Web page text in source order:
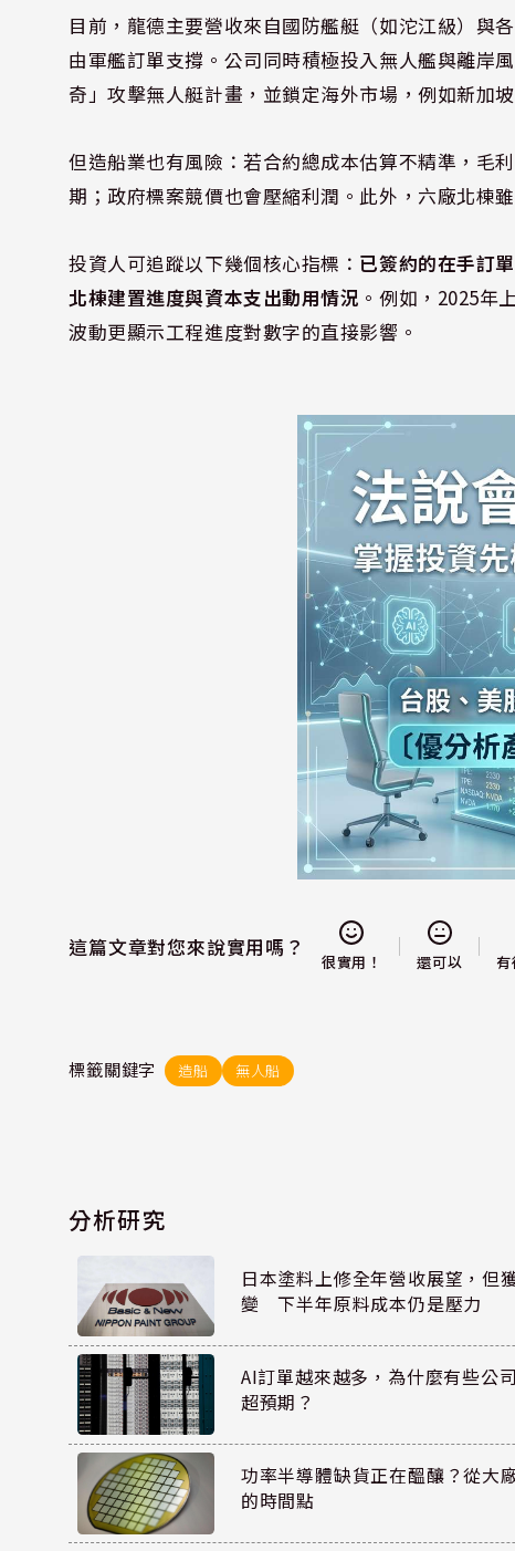
目前，龍德主要營收來自國防艦艇（如沱江級）與
由軍艦訂單支撐。公司同時積極投入無人艦與離岸
奇」攻擊無人艇計畫，並鎖定海外市場，例如新加
但造船業也有風險：若合約總成本估算不精準，毛
期；政府標案競價也會壓縮利潤。此外，六廠北棟
投資人可追蹤以下幾個核心指標： 已簽約的在手訂
北棟建置進度與資本支出動用情況 。例如，2025年
波動更顯示工程進度對數字的直接影響。
這篇文章對您來說實用嗎？
很實用！ 還可以
標籤關鍵字 造船 無人船
分析研究
日本塗料上修全年營收展望，但
變 下半年原料成本仍是壓力
AI訂單越來越多，為什麼有些公
超預期？
功率半導體缺貨正在醞釀？從大
的時間點